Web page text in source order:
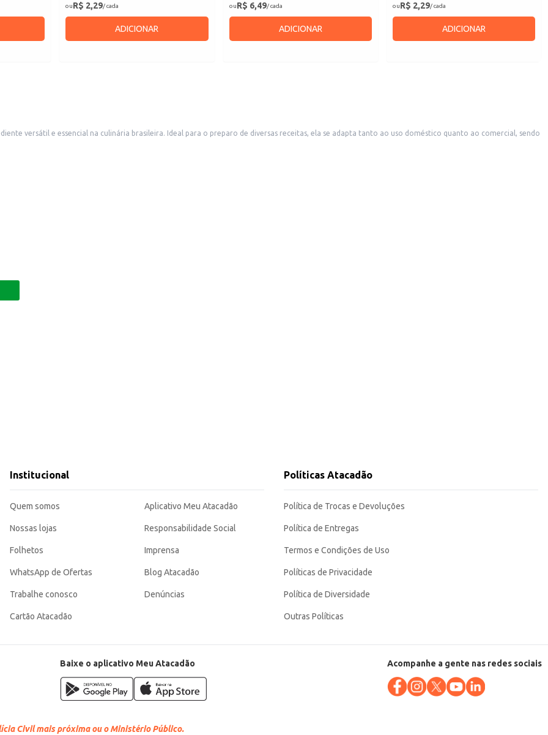
ouR$ 2,29/ cada
ADICIONAR
ouR$ 6,49/ cada
ADICIONAR
ouR$ 2,29/ cada
ADICIONAR
autêntico e a qualidade que seus clientes e familiares merecem, seja para o uso diário ou para incrementar o cardápio do seu negócio.
Institucional
Quem somos
Nossas lojas
Folhetos
WhatsApp de Ofertas
Trabalhe conosco
Cartão Atacadão
Aplicativo Meu Atacadão
Responsabilidade Social
Imprensa
Blog Atacadão
Denúncias
Políticas Atacadão
Política de Trocas e Devoluções
Política de Entregas
Termos e Condições de Uso
Políticas de Privacidade
Política de Diversidade
Outras Políticas
Baixe o aplicativo Meu Atacadão Acompanhe a gente nas redes sociais
Civil mais próxima ou o Ministério Público.